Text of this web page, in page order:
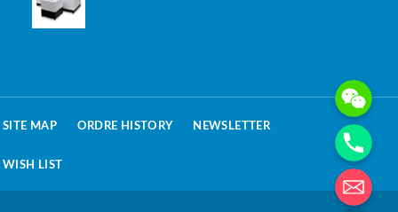
SITE MAP ORDRE HISTORY NEWSLETTER
WISH LIST
WeChat:
Phone
电子邮箱地址